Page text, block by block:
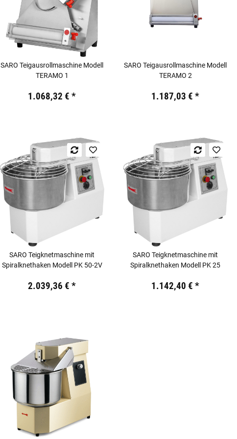
SARO Teigausrollmaschine Modell
TERAMO 1
19,44 €inkl. 19% USt.
1.068,32 € *
SARO Teigausrollmaschine Modell
TERAMO 2
19,44 €inkl. 19% USt.
1.187,03 € *
SARO Teigknetmaschine mit
Spiralknethaken Modell PK 50-2V
19,44 €inkl. 19% USt.
2.039,36 € *
SARO Teigknetmaschine mit
Spiralknethaken Modell PK 25
19,44 €inkl. 19% USt.
1.142,40 € *